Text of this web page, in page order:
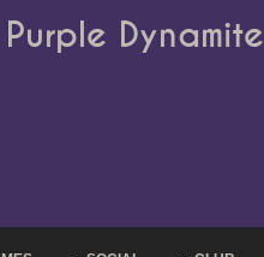
Dynamite